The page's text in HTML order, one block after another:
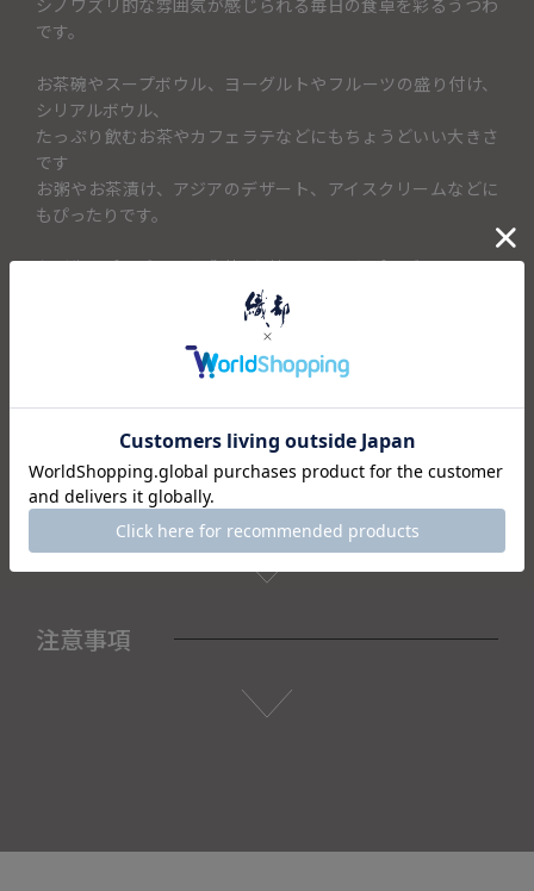
です。
お茶碗やスープボウル、ヨーグルトやフルーツの盛り付け、
シリアルボウル、
たっぷり飲むお茶やカフェラテなどにもちょうどいい大きさ
です
お粥やお茶漬け、アジアのデザート、アイスクリームなどに
もぴったりです。
お誕生日プレゼントや感謝の気持ちを込めたプレゼント
新生活を始める方への贈り物にもいかがでしょうか。
仕様
注意事項